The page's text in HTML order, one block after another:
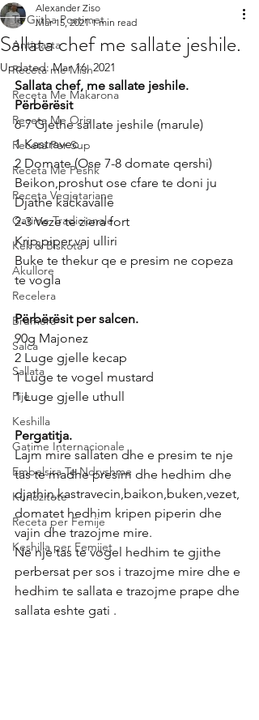
Te Gjitha Postimet
Antipasta
Receta me Mish
Receta Me Makarona
Receta Me Oris
Receta Per Sup
Receta Me Peshk
Receta Vegjetariane
Gatime Tradicionale
Kek & Biskota
Akullore
Recelera
Brumera
Salca
Sallata
Pije
Keshilla
Gatime Internacionale
Embelsira Te Ndryshme
Kuriozitete
Receta per Femije
Keshilla per Femijet
Sallata chef me sallate jeshile.
Alexander Ziso
Mar 15, 2021 1 min read
Updated:Mar 16, 2021
Sallata chef, me sallate jeshile.
Përbërësit
6-7 Gjethe sallate jeshile (marule)
1 Kastravec
2 Domate (Ose 7-8 domate qershi)
Beikon,proshut ose cfare te doni ju
Djathe kackavalle
2-3 Veze te ziera fort
Krip,piper,vaj ulliri
Buke te thekur qe e presim ne copeza
te vogla
Përbërësit per salcen.
90g Majonez
2 Luge gjelle kecap
1 Luge te vogel mustard
1 Luge gjelle uthull
Pergatitja.
Lajm mire sallaten dhe e presim te nje
tas te madhe presim dhe hedhim dhe
djathin,kastravecin,baikon,buken,vezet,
domatet hedhim kripen piperin dhe
vajin dhe trazojme mire.
Ne nje tas te vogel hedhim te gjithe
perbersat per sos i trazojme mire dhe e
hedhim te sallata e trazojme prape dhe
sallata eshte gati .